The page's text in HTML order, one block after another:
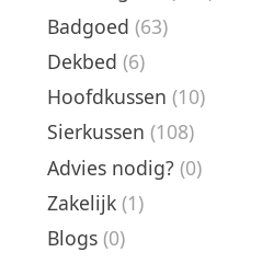
Badgoed (63)
Dekbed (6)
Hoofdkussen (10)
Sierkussen (108)
Advies nodig? (0)
Zakelijk (1)
Blogs (0)